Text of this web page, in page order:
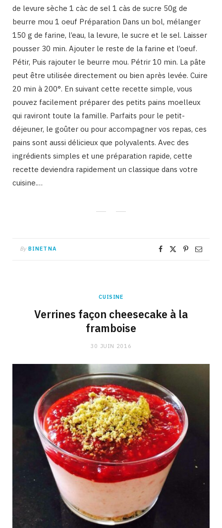
de levure sèche 1 càc de sel 1 càs de sucre 50g de
beurre mou 1 oeuf Préparation Dans un bol, mélanger
150 g de farine, l’eau, la levure, le sucre et le sel. Laisser
pousser 30 min. Ajouter le reste de la farine et l’oeuf.
Pétir, Puis rajouter le beurre mou. Pétrir 10 min. La pâte
peut être utilisée directement ou bien après levée. Cuire
20 min à 200°. En suivant cette recette simple, vous
pouvez facilement préparer des petits pains moelleux
qui raviront toute la famille. Parfaits pour le petit-
déjeuner, le goûter ou pour accompagner vos repas, ces
pains sont aussi délicieux que polyvalents. Avec des
ingrédients simples et une préparation rapide, cette
recette deviendra rapidement un classique dans votre
cuisine.…
By BINETNA
CUISINE
Verrines façon cheesecake à la
framboise
30 JUIN 2016